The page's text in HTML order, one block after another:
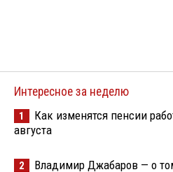
Интересное за неделю
1
Как изменятся пенсии
августа
2 Владимир Джабаров — о